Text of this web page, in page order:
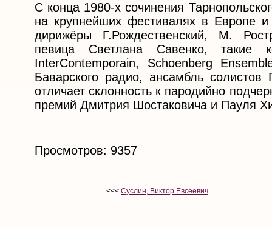
С конца 1980-х сочинения
на крупнейших фестивалях в Европе
дирижёры Г.Рождественский, М.
певица Светлана Савенко, такие
InterContemporain, Schoenberg
Баварского радио, ансамбль
отличает склонность к пародийно
премий Дмитрия Шостаковича и Пауля
Просмотров: 9357
<<< Суслин, Виктор Евсеевич